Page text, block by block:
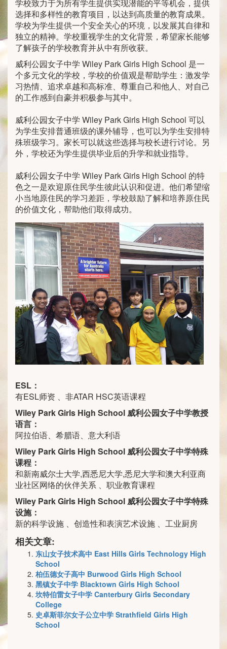
学校致力于为所有学生提供实现潜能的平等机会，提供
选择和多样性的教育项目，以达到高质量的教育成果。
学校为学生提供一个安全关心的环境，以发展其自律和
独立的精神。学校重视学生的文化背景，希望家长能够
了解孩子的学校教育并从中有所收获。
威利公园女子中学 Wiley Park Girls High School 是一
个多元文化的学校，学校的价值观是帮助学生：激发学
习热情、追求卓越和高标准、尊重自己和他人、对自己
的工作感到自豪并积极参与其中。
威利公园女子中学 Wiley Park Girls High School 可以
为学生安排普通班级的课外辅导，也可以为学生安排特
殊班级学习。家长可以就这些选择与校长进行讨论。另
外，学校还为学生提供毕业后的升学和就业指导。
威利公园女子中学 Wiley Park Girls High School 的特
色之一是欢迎原住民学生彼此认识和促进。他们希望缩
小当地原住民的学习差距，学校鼓励了解和培养原住民
的价值文化，帮助他们取得成功。
ESL：
有ESL师资 、非ATAR HSC英语课程
Wiley Park Girls High School 威利公园女子中学教授
语言：
阿拉伯语、希腊语、意大利语
Wiley Park Girls High School 威利公园女子中学特殊
课程：
和新南威尔士大学,西悉尼大学,悉尼大学和澳大利亚商
业社区网络的伙伴关系 、职业教育课程
Wiley Park Girls High School 威利公园女子中学特殊
设施：
新的科学设施 、创造性和表演艺术设施 、工业厨房
相关文章:
东山女子技术高中 East Hills Girls Technology High
School
柏伍德女子高中 Burwood Girls High School
黑镇女子中学 Blacktown Girls High School
坎特伯雷女子中学 Canterbury Girls Secondary
College
史卓斯菲尔女子公立中学 Strathfield Girls High
School